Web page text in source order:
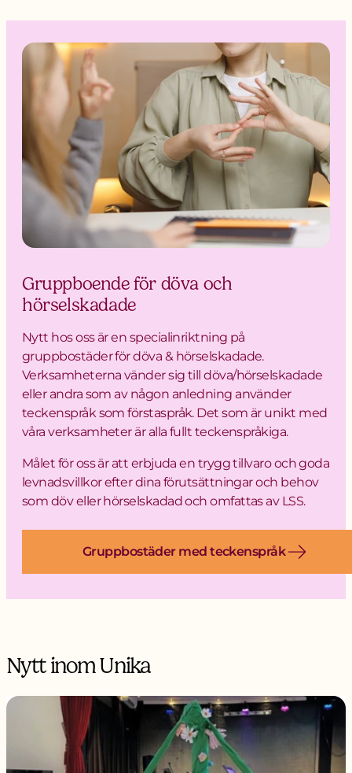
Gruppboende för döva och
hörselskadade
Nytt hos oss är en specialinriktning på
gruppbostäder för döva & hörselskadade.
Verksamheterna vänder sig till döva/hörselskadade
eller andra som av någon anledning använder
teckenspråk som förstaspråk. Det som är unikt med
våra verksamheter är alla fullt teckenspråkiga.
Målet för oss är att erbjuda en trygg tillvaro och goda
levnadsvillkor efter dina förutsättningar och behov
som döv eller hörselskadad och omfattas av LSS.
Gruppbostäder med teckenspråk
Nytt inom Unika